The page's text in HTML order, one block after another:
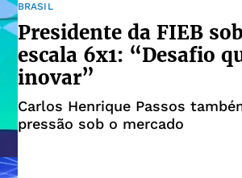
BRASIL
Presidente da FIEB
escala 6x1: “Desafio
inovar”
Carlos Henrique Passos
pressão sob o mercado